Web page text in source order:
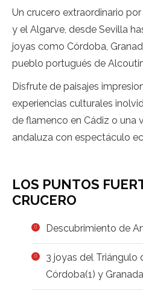
Un crucero extraordinario
y el Algarve, desde Sevilla
joyas como Córdoba,
pueblo portugués de
Disfrute de paisajes
experiencias culturales
de flamenco en Cádiz o una
andaluza con espectáculo
LOS PUNTOS
CRUCERO
Descubrimiento de
3 joyas del Triángulo
Córdoba(1) y Granada